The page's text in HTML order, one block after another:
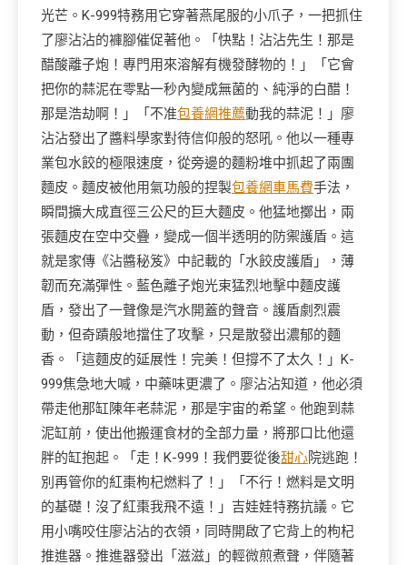
光芒。K-999特務用它穿著燕尾服的小爪子，一把抓住
了廖沾沾的褲腳催促著他。「快點！沾沾先生！那是
醋酸離子炮！專門用來溶解有機發酵物的！」「它會
把你的蒜泥在零點一秒內變成無菌的、純淨的白醋！
那是浩劫啊！」「不准包養網推薦動我的蒜泥！」廖
沾沾發出了醬料學家對待信仰般的怒吼。他以一種專
業包水餃的極限速度，從旁邊的麵粉堆中抓起了兩團
麵皮。麵皮被他用氣功般的捏製包養網車馬費手法，
瞬間擴大成直徑三公尺的巨大麵皮。他猛地擲出，兩
張麵皮在空中交疊，變成一個半透明的防禦護盾。這
就是家傳《沾醬秘笈》中記載的「水餃皮護盾」，薄
韌而充滿彈性。藍色離子炮光束猛烈地擊中麵皮護
盾，發出了一聲像是汽水開蓋的聲音。護盾劇烈震
動，但奇蹟般地擋住了攻擊，只是散發出濃郁的麵
香。「這麵皮的延展性！完美！但撐不了太久！」K-
999焦急地大喊，中藥味更濃了。廖沾沾知道，他必須
帶走他那缸陳年老蒜泥，那是宇宙的希望。他跑到蒜
泥缸前，使出他搬運食材的全部力量，將那口比他還
胖的缸抱起。「走！K-999！我們要從後甜心院逃跑！
別再管你的紅棗枸杞燃料了！」「不行！燃料是文明
的基礎！沒了紅棗我飛不遠！」吉娃娃特務抗議。它
用小嘴咬住廖沾沾的衣領，同時開啟了它背上的枸杞
推進器。推進器發出「滋滋」的輕微煎煮聲，伴隨著